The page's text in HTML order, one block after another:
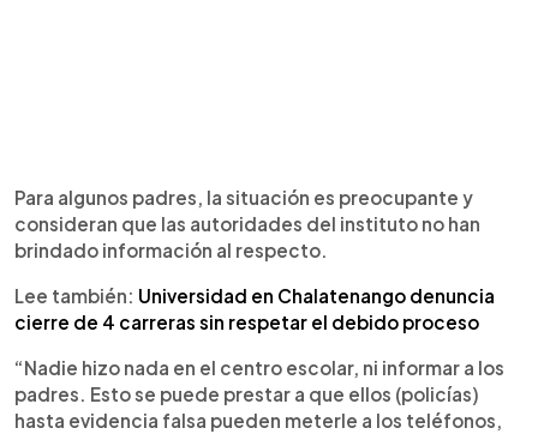
Para algunos padres, la situación es preocupante y
consideran que las autoridades del instituto no han
brindado información al respecto.
Lee también: Universidad en Chalatenango denuncia
cierre de 4 carreras sin respetar el debido proceso
“Nadie hizo nada en el centro escolar, ni informar a los
padres. Esto se puede prestar a que ellos (policías)
hasta evidencia falsa pueden meterle a los teléfonos,